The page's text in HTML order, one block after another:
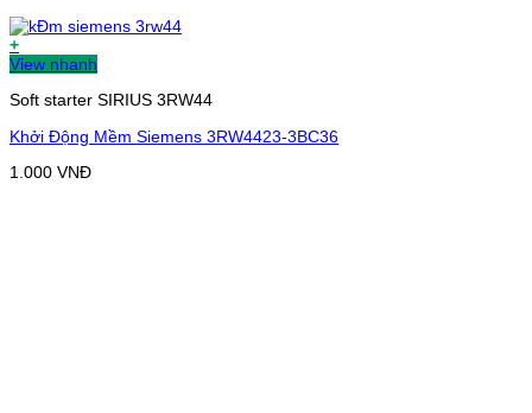
+
View nhanh
Soft starter SIRIUS 3RW44
Khởi Động Mềm Siemens 3RW4423-3BC36
1.000 VNĐ